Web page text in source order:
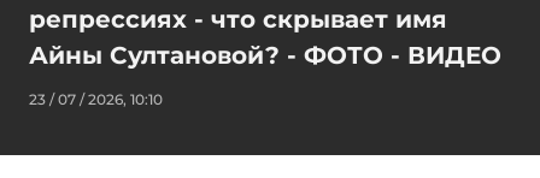
репрессиях - что скрывает имя
Айны Султановой? - ФОТО - ВИДЕО
23 / 07 / 2026, 10:10